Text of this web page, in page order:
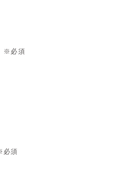
※必須
必須